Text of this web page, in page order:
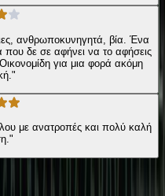
ανθρωποκυνηγητά, βία. Ένα
που δε σε αφήνει να το αφήσεις
για μια φορά ακόμη
με ανατροπές και πολύ καλή